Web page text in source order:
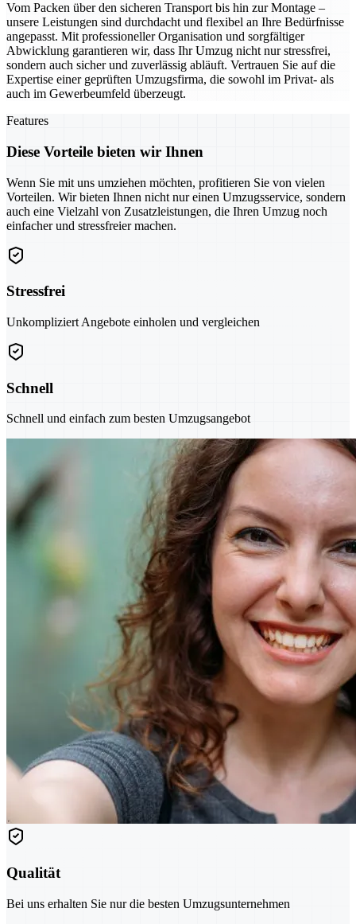
Vom Packen über den sicheren Transport bis hin zur Montage –
unsere Leistungen sind durchdacht und flexibel an Ihre Bedürfnisse
angepasst. Mit professioneller Organisation und sorgfältiger
Abwicklung garantieren wir, dass Ihr Umzug nicht nur stressfrei,
sondern auch sicher und zuverlässig abläuft. Vertrauen Sie auf die
Expertise einer geprüften Umzugsfirma, die sowohl im Privat- als
auch im Gewerbeumfeld überzeugt.
Features
Diese Vorteile bieten wir Ihnen
Wenn Sie mit uns umziehen möchten, profitieren Sie von vielen
Vorteilen. Wir bieten Ihnen nicht nur einen Umzugsservice, sondern
auch eine Vielzahl von Zusatzleistungen, die Ihren Umzug noch
einfacher und stressfreier machen.
Stressfrei
Unkompliziert Angebote einholen und vergleichen
Schnell
Schnell und einfach zum besten Umzugsangebot
Qualität
Bei uns erhalten Sie nur die besten Umzugsunternehmen